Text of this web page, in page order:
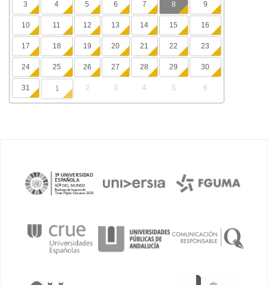
3 4 5 6 7 8 9
10 11 12 13 14 15 16
17 18 19 20 21 22 23
24 25 26 27 28 29 30
31 1 2 3 4 5 6